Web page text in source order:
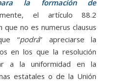
la formación de
el artículo 88.2
que no es numerus clausus
“podrá” apreciarse la
en los que la resolución
a la uniformidad en la
estatales o de la Unión